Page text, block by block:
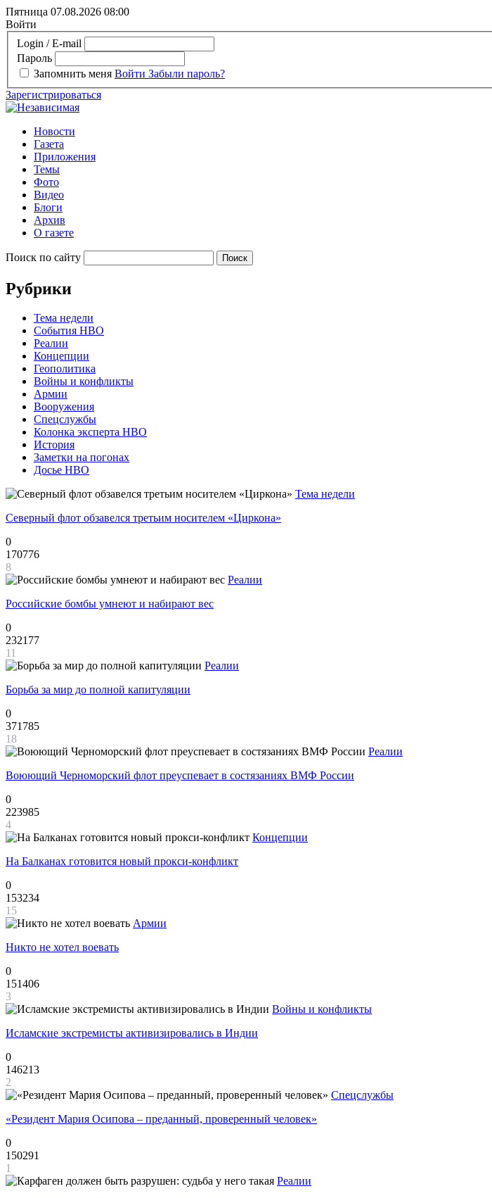
Пятница 07.08.2026 08:00
Войти
Login / E-mail
Пароль
Запомнить меня Войти Забыли пароль?
Зарегистрироваться
Новости
Газета
Приложения
Темы
Фото
Видео
Блоги
Архив
О газете
Поиск по сайту
Рубрики
Тема недели
События НВО
Реалии
Концепции
Геополитика
Войны и конфликты
Армии
Вооружения
Спецслужбы
Колонка эксперта НВО
История
Заметки на погонах
Досье НВО
Тема недели
Северный флот обзавелся третьим носителем «Циркона»
0
170776
8
Реалии
Российские бомбы умнеют и набирают вес
0
232177
11
Реалии
Борьба за мир до полной капитуляции
0
371785
18
Реалии
Воюющий Черноморский флот преуспевает в состязаниях ВМФ России
0
223985
4
Концепции
На Балканах готовится новый прокси-конфликт
0
153234
15
Армии
Никто не хотел воевать
0
151406
3
Войны и конфликты
Исламские экстремисты активизировались в Индии
0
146213
2
Спецслужбы
«Резидент Мария Осипова – преданный, проверенный человек»
0
150291
1
Реалии